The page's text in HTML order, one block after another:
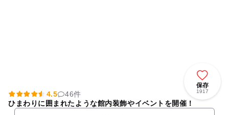
保存
1917
4.5
46件
ひまわりに囲まれたような館内装飾やイベントを開催！